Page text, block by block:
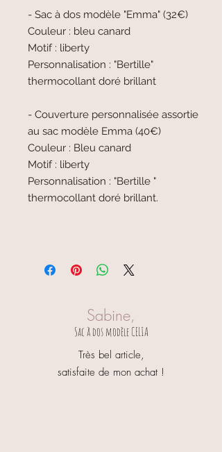
- Sac à dos modèle "Emma" (32€)
Couleur : bleu canard
Motif : liberty
Personnalisation : "Bertille"
thermocollant doré brillant
- Couverture personnalisée assortie
au sac modèle Emma (40€)
Couleur : Bleu canard
Motif : liberty
Personnalisation : "Bertille "
thermocollant doré brillant.
Sabine,
Sac à dos modèle CELIA
Très bel article,
satisfaite de mon achat !